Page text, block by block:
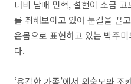
너비 남매 민혁, 설현이 소금
를 취해보이고 있어 눈길을 끌
온몸으로 표현하고 있는 박주
다.
‘용감한 가족’에서 외숙모와